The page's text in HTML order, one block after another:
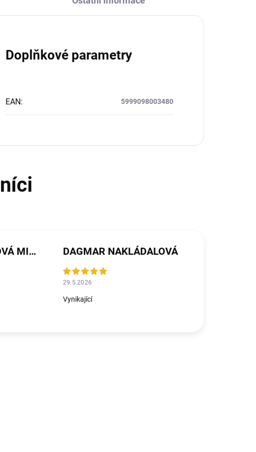
Doplňkové parametry
EAN: 5999098003480
JANA ŘEZNÍČKOVÁ MICHALIČKOVÁ DAGMAR NAKLÁDALOVÁ
29.5.2026
Vynikající